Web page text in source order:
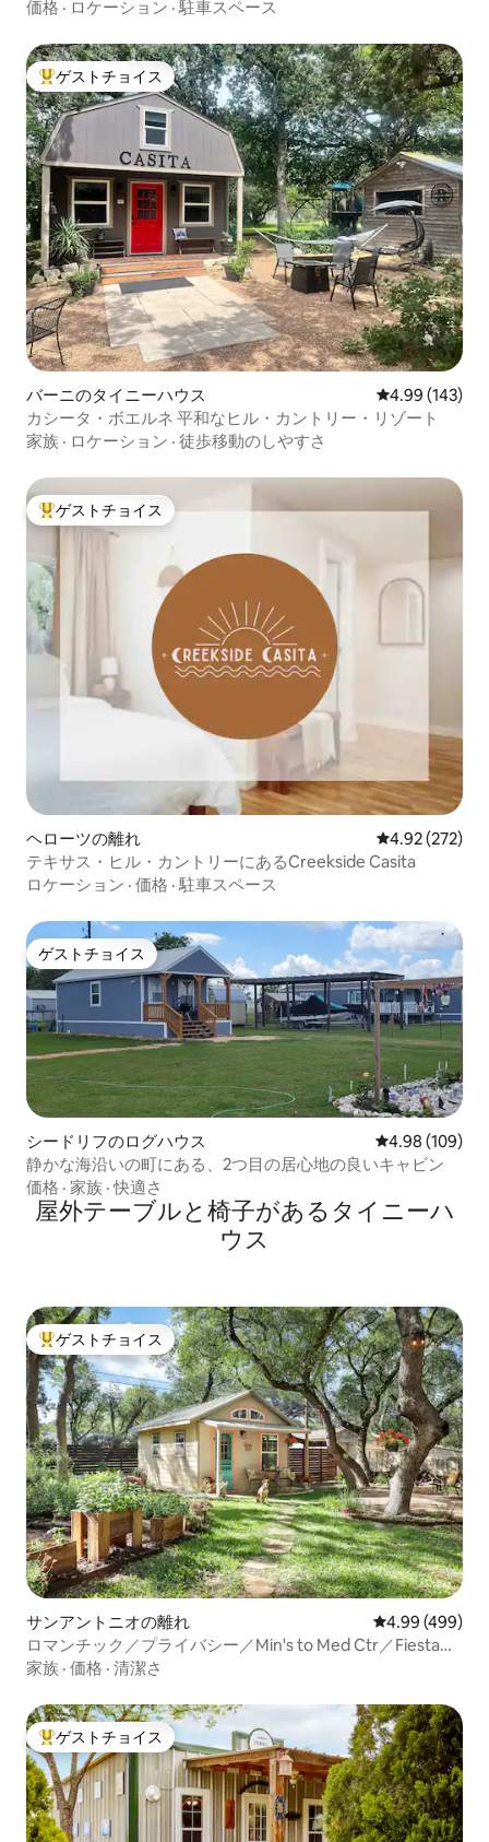
価格 · ロケーション ·駐車スペース
大好評のゲストチョイスです。
ゲストチョイス
バーニのタイニーハウス レビュー143
4.99 (143)
カシータ・ボエルネ 平和なヒル・カントリー・リゾート
家族 · ロケーション · 徒歩移動のしやすさ
大好評のゲストチョイスです。
ゲストチョイス
ヘローツの離れ レビュー272
4.92 (272)
テキサス・ヒル・カントリーにあるCreekside Casita
ロケーション · 価格 ·駐車スペース
ゲストチョイス
ゲストチョイス
シードリフのログハウス レビュー109
4.98 (109)
静かな海沿いの町にある、2つ目の居心地の良いキャビン
価格 · 家族 ·快適さ
屋外テーブルと椅子があるタイニーハ
ウス
大好評のゲストチョイスです。
ゲストチョイス
サンアントニオの離れ レビュー499
4.99 (499)
ロマンチック／プライバシー／Min's to Med Ctr／Fiesta
TX／SAT
家族 · 価格 · 清潔さ
大好評のゲストチョイスです。
ゲストチョイス